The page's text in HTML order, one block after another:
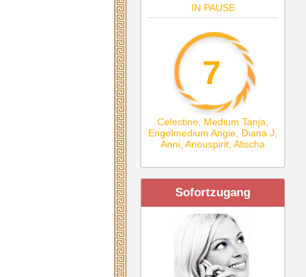
IN PAUSE
7
Celestine Medium Tanja
Engelmedium Angie Diana J
Anni Anouspirit Alischa
Sofortzugang